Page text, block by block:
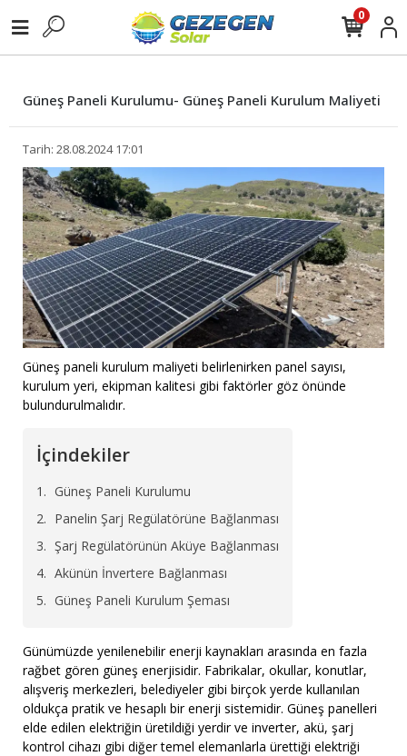
0
Güneş Paneli Kurulumu- Güneş Paneli Kurulum Maliyeti
Tarih: 28.08.2024 17:01
Güneş paneli kurulum maliyeti belirlenirken panel sayısı,
kurulum yeri, ekipman kalitesi gibi faktörler göz önünde
bulundurulmalıdır.
İçindekiler
Güneş Paneli Kurulumu
Panelin Şarj Regülatörüne Bağlanması
Şarj Regülatörünün Aküye Bağlanması
Akünün İnvertere Bağlanması
Güneş Paneli Kurulum Şeması
Günümüzde yenilenebilir enerji kaynakları arasında en fazla
rağbet gören güneş enerjisidir. Fabrikalar, okullar, konutlar,
alışveriş merkezleri, belediyeler gibi birçok yerde kullanılan
oldukça pratik ve hesaplı bir enerji sistemidir. Güneş panelleri
elde edilen elektriğin üretildiği yerdir ve inverter, akü, şarj
kontrol cihazı gibi diğer temel elemanlarla ürettiği elektriği